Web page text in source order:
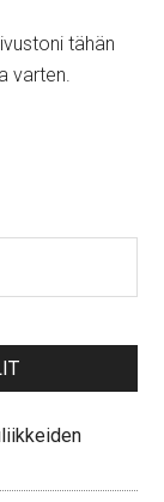
tähän
varten.